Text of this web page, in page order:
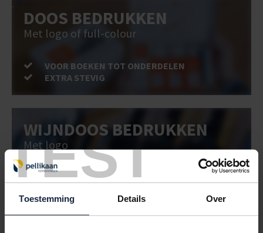
TEST
Toestemming Details Over
DOOS BEDRUKKEN
Met logo of full-colour
VOOR BOEKEN TOT ONDERDELEN
EXTRA STEVIG
WIJNDOOS BEDRUKKEN
Met logo
VOOR BOEKEN TOT ONDERDELEN